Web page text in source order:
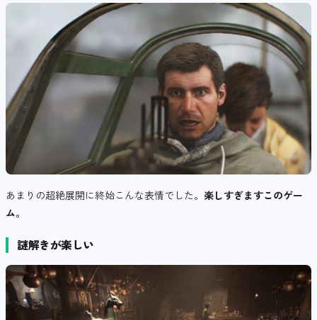
あまりの超絶展開に終始こんな表情でした。 楽しすぎますこのゲー
ム。
謎解きが楽しい